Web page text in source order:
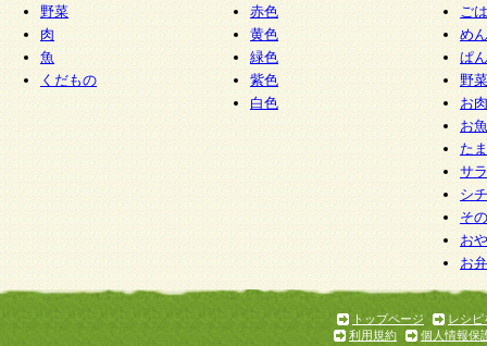
野菜
肉
魚
くだもの
赤色
黄色
緑色
紫色
白色
ご
めん
ぱん
野
お
お
た
サ
シ
そ
お
お
トップページ
レシピ
利用規約
個人情報保